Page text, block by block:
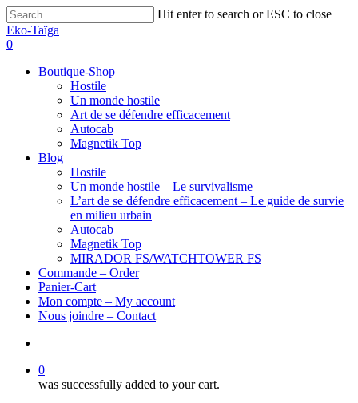
Hit enter to search or ESC to close
Eko-Taïga
0
Boutique-Shop
Hostile
Un monde hostile
Art de se défendre efficacement
Autocab
Magnetik Top
Blog
Hostile
Un monde hostile – Le survivalisme
L’art de se défendre efficacement – Le guide de survie
en milieu urbain
Autocab
Magnetik Top
MIRADOR FS/WATCHTOWER FS
Commande – Order
Panier-Cart
Mon compte – My account
Nous joindre – Contact
0
was successfully added to your cart.